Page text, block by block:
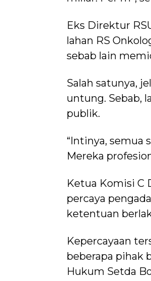
Eks Direktur
lahan RS
sebab lain
Salah satunya,
untung. Sebab,
publik.
“Intinya, semua
Mereka
Ketua Komisi C
percaya
ketentuan
Kepercayaan
beberapa pihak
Hukum Setda